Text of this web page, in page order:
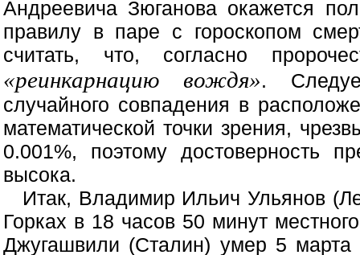
Андреевича Зюганова окажется
правилу в паре с гороскопом
считать, что, согласно
«реинкарнацию вождя».
случайного совпадения в
математической точки зрения,
0.001%, поэтому достоверность
высока.
Итак, Владимир Ильич Ульянов
Горках в 18 часов 50 минут
Джугашвили (Сталин) умер 5